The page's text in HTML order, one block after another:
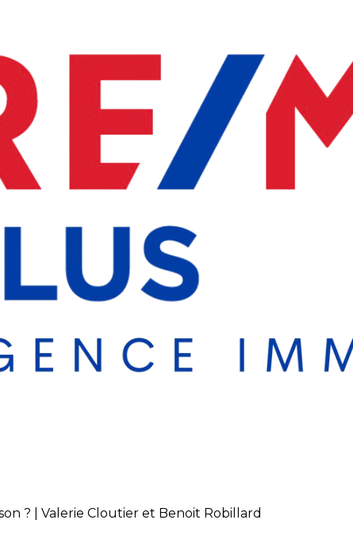
? | Valerie Cloutier et Benoit Robillard